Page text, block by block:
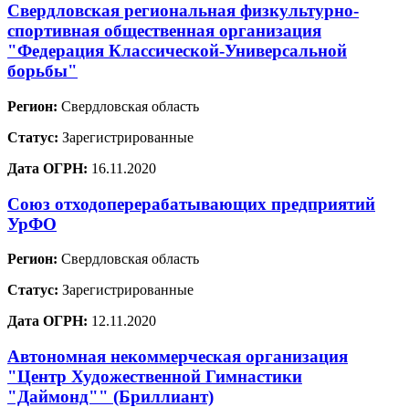
Свердловская региональная физкультурно-
спортивная общественная организация
"Федерация Классической-Универсальной
борьбы"
Регион: Свердловская область
Статус: Зарегистрированные
Дата ОГРН: 16.11.2020
Союз отходоперерабатывающих предприятий
УрФО
Регион: Свердловская область
Статус: Зарегистрированные
Дата ОГРН: 12.11.2020
Автономная некоммерческая организация
"Центр Художественной Гимнастики
"Даймонд"" (Бриллиант)